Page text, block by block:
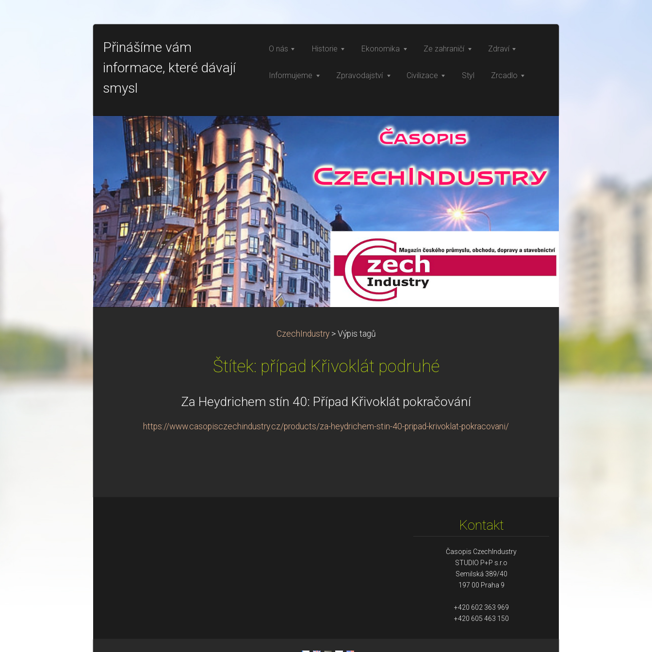
Přinášíme vám
informace, které dávají
smysl
O nás Historie Ekonomika Ze zahraničí Zdraví
Informujeme Zpravodajství Civilizace Styl Zrcadlo
CzechIndustry > Výpis tagů
Štítek: případ Křivoklát podruhé
Za Heydrichem stín 40: Případ Křivoklát pokračování
https://www.casopisczechindustry.cz/products/za-heydrichem-stin-40-pripad-krivoklat-pokracovani/
Kontakt
Časopis CzechIndustry
STUDIO P+P s.r.o
Semilská 389/40
197 00 Praha 9
+420 602 363 969
+420 605 463 150